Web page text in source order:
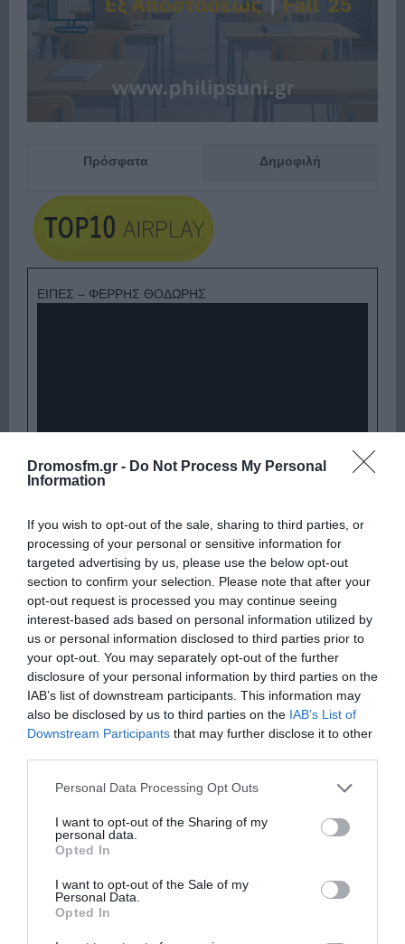
Dromosfm.gr - Do Not Process My Personal
Information
If you wish to opt-out of the sale, sharing to third parties, or
processing of your personal or sensitive information for
targeted advertising by us, please use the below opt-out
section to confirm your selection. Please note that after your
opt-out request is processed you may continue seeing
interest-based ads based on personal information utilized by
us or personal information disclosed to third parties prior to
your opt-out. You may separately opt-out of the further
disclosure of your personal information by third parties on the
IAB’s list of downstream participants. This information may
also be disclosed by us to third parties on the IAB’s List of
Downstream Participants that may further disclose it to other
Please note that this website/app uses one or more Google
not limited to your visit or usage behaviour. You may click to
grant or deny consent to Google and its third-party tags to
use your data for below specified purposes in below Google
consent section.
Personal Data Processing Opt Outs
I want to opt-out of the Sharing of my
personal data.
Opted In
I want to opt-out of the Sale of my
Personal Data.
Opted In
Πρόσφατα Δημοφιλή
ΕΙΠΕΣ – ΦΕΡΡΗΣ ΘΟΔΩΡΗΣ
ΛΟΓΑΡΙΑΣΜΟΣ - ΛΙΟΛΙΟΥ ΚΑΤΕΡΙΝΑ
ΔΕΥΤΕΡΑ – ΡΕΜΟΣ ΑΝΤΩΝΗΣ